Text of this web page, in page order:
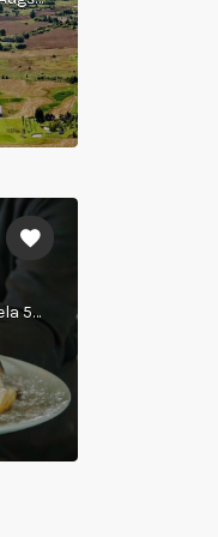
Preiļu pludmales teritorija, Daugavpils iela 53A (pie BMX trases)